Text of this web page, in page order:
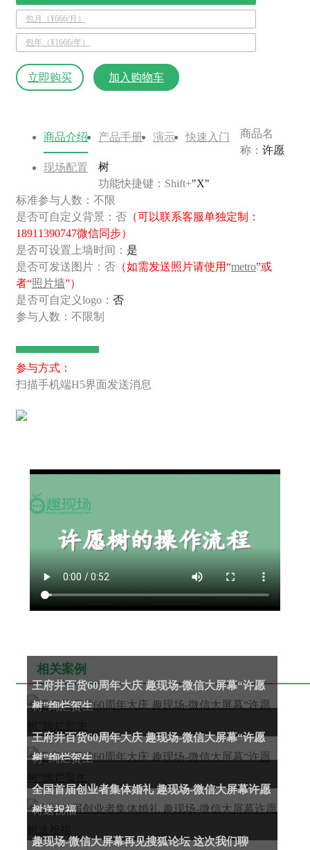
包月（¥666/月）
包年（¥1666/年）
立即购买 加入购物车
商品介绍 产品手册 演示 快速入门
现场配置
商品名
称： 许愿
树
功能快捷键：Shift+"X"
标准参与人数：不限
是否可自定义背景：否 （可以联系客服单独定制：
18911390747微信同步）
是否可设置上墙时间： 是
是否可发送图片：否 （如需发送照片请使用“metro”或
者“照片墙”）
是否可自定义logo： 否
参与人数：不限制
参与方式：
扫描手机端H5界面发送消息
相关案例
王府井百货60周年大庆 趣现场-微信大屏幕“许愿
树”绚烂贺生
王府井百货60周年大庆 趣现场-微信大屏幕“许愿
树”绚烂贺生
全国首届创业者集体婚礼 趣现场-微信大屏幕许愿
树送祝福
趣现场-微信大屏幕再见搜狐论坛 这次我们聊